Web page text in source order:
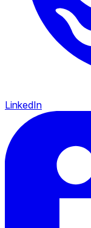
LinkedIn